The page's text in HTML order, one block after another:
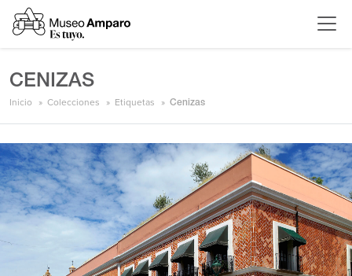
CENIZAS
Inicio Colecciones Etiquetas Cenizas